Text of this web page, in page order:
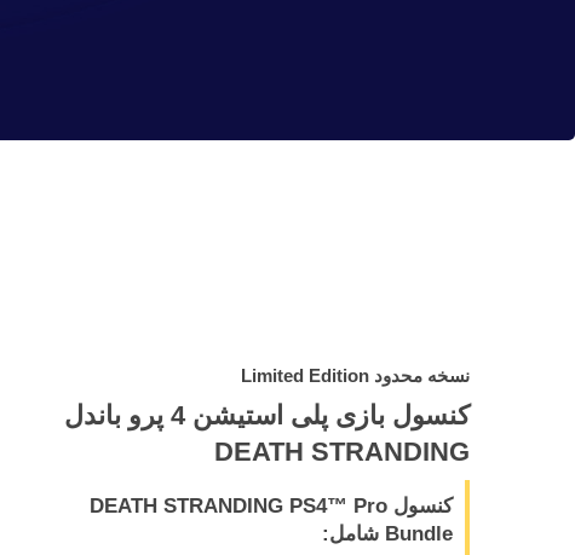
نسخه محدود Limited Edition
کنسول بازی پلی استیشن 4 پرو باندل
DEATH STRANDING
کنسول DEATH STRANDING PS4™ Pro
Bundle شامل: